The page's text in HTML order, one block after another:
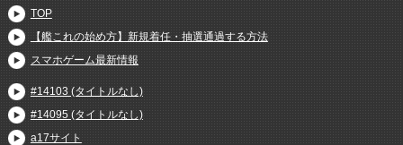
TOP
【艦これの始め方】新規着任・抽選通過する方法
スマホゲーム最新情報
#14103 (タイトルなし)
#14095 (タイトルなし)
a17サイト